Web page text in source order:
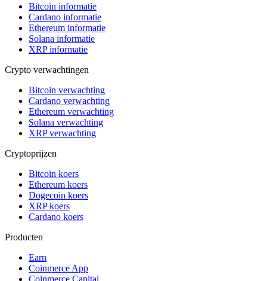
Bitcoin informatie
Cardano informatie
Ethereum informatie
Solana informatie
XRP informatie
Crypto verwachtingen
Bitcoin verwachting
Cardano verwachting
Ethereum verwachting
Solana verwachting
XRP verwachting
Cryptoprijzen
Bitcoin koers
Ethereum koers
Dogecoin koers
XRP koers
Cardano koers
Producten
Earn
Coinmerce App
Coinmerce Capital